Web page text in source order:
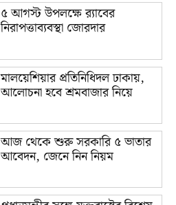
৫ আগস্ট উপলক্ষে র‌্যাবের
নিরাপত্তাব্যবস্থা জোরদার
মালয়েশিয়ার প্রতিনিধিদল ঢাকায়,
আলোচনা হবে শ্রমবাজার নিয়ে
আজ থেকে শুরু সরকারি ৫ ভাতার
আবেদন, জেনে নিন নিয়ম